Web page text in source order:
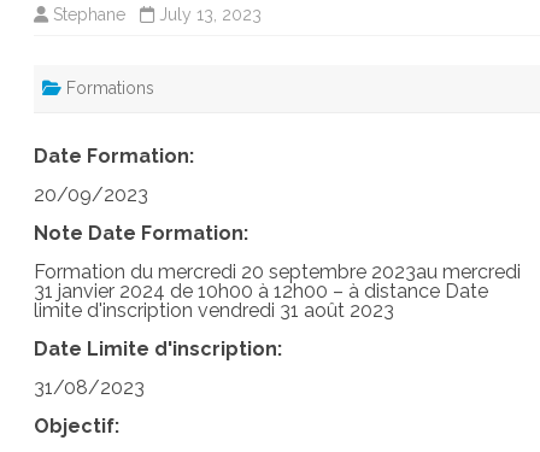
Stephane July 13, 2023
Formations
Date Formation:
20/09/2023
Note Date Formation:
Formation du mercredi 20 septembre 2023au mercredi
31 janvier 2024 de 10h00 à 12h00 – à distance Date
limite d'inscription vendredi 31 août 2023
Date Limite d'inscription:
31/08/2023
Objectif: